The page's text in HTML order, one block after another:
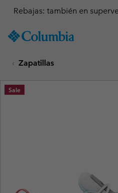
TO
SKIP
MAIN
NAV
Rebajas: también en
Zapatillas
Sale